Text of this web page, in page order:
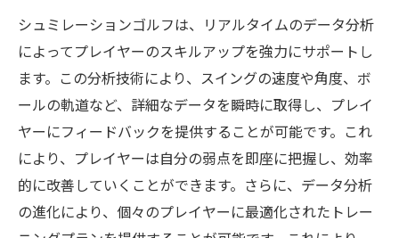
シュミレーションゴルフは、リアルタイムのデータ分析
によってプレイヤーのスキルアップを強力にサポートし
ます。この分析技術により、スイングの速度や角度、ボ
ールの軌道など、詳細なデータを瞬時に取得し、プレイ
ヤーにフィードバックを提供することが可能です。これ
により、プレイヤーは自分の弱点を即座に把握し、効率
的に改善していくことができます。さらに、データ分析
の進化により、個々のプレイヤーに最適化されたトレー